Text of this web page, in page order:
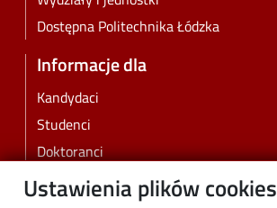
Ustawienia plików cookies
Dostępna Politechnika Łódzka
Informacje dla
Kandydaci
Studenci
Doktoranci
Pracownicy